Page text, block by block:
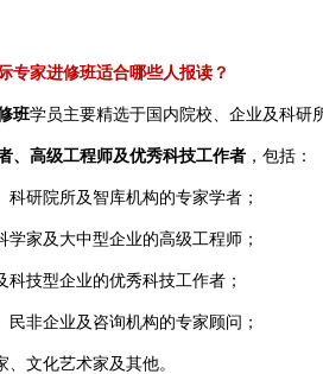
专家进修班适合哪些人报读？
班学员主要精选于国内院校、企业及科研
、高级工程师及优秀科技工作者 ，包括：
科研院所及智库机构的专家学者；
学家及大中型企业的高级工程师；
科技型企业的优秀科技工作者；
民非企业及咨询机构的专家顾问；
、文化艺术家及其他。